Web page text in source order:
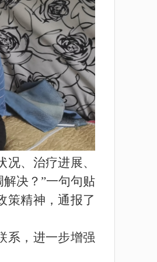
、治疗进展、
决？”一句句贴
策精神，通报了
系，进一步增强